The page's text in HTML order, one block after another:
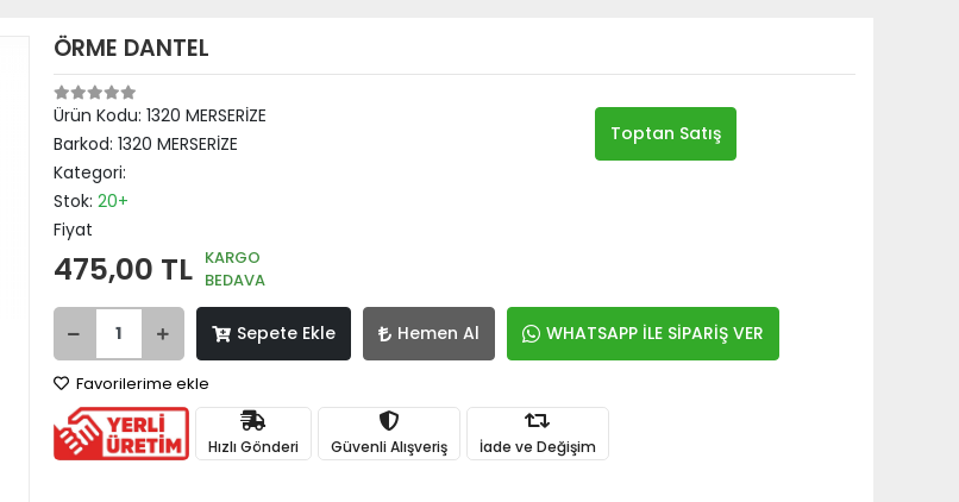
ÖRME DANTEL
Ürün Kodu: 1320 MERSERİZE
Barkod: 1320 MERSERİZE
Kategori:
Stok: 20+
Fiyat
475,00 TL KARGO
BEDAVA
Sepete Ekle Hemen Al WHATSAPP İLE SİPARİŞ VER
Toptan Satış
Favorilerime ekle
Hızlı Gönderi Güvenli Alışveriş İade ve Değişim